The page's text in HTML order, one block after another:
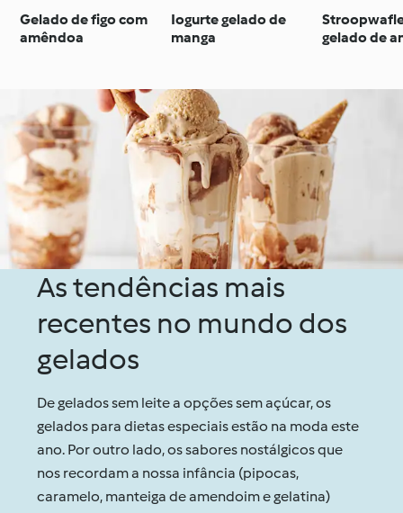
Gelado de figo com
amêndoa
Iogurte gelado de
manga
gelado de
As tendências mais
recentes no mundo dos
gelados
De gelados sem leite a opções sem açúcar, os
gelados para dietas especiais estão na moda este
ano. Por outro lado, os sabores nostálgicos que
nos recordam a nossa infância (pipocas,
caramelo, manteiga de amendoim e gelatina)